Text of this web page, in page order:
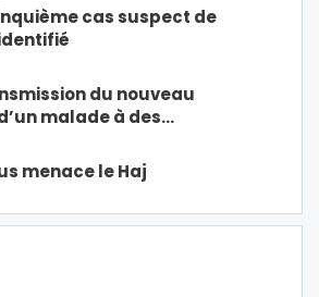
cas suspect de
du nouveau
malade à des…
menace le Haj